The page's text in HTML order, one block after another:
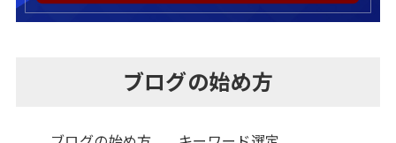
ブログの始め方